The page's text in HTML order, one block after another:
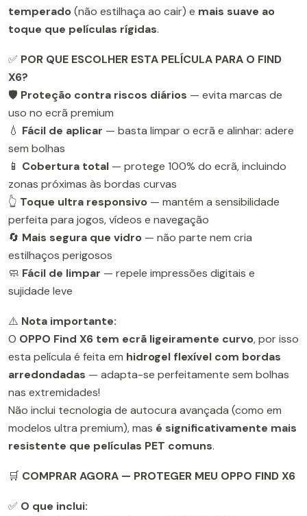
temperado(não estilhaça ao cair) e mais suave ao
toque que películas rígidas.
✅ POR QUE ESCOLHER ESTA PELÍCULA PARA O FIND
X6?
🛡️ Proteção contra riscos diários — evita marcas de
uso no ecrã premium
💧 Fácil de aplicar — basta limpar o ecrã e alinhar: adere
sem bolhas
📱 Cobertura total — protege 100% do ecrã, incluindo
zonas próximas às bordas curvas
👆 Toque ultra responsivo — mantém a sensibilidade
perfeita para jogos, vídeos e navegação
🔄 Mais segura que vidro — não parte nem cria
estilhaços perigosos
🧼 Fácil de limpar — repele impressões digitais e
sujidade leve
⚠️ Nota importante:
O OPPO Find X6 tem ecrã ligeiramente curvo, por isso
esta película é feita em hidrogel flexível com bordas
arredondadas — adapta-se perfeitamente sem bolhas
nas extremidades!
Não inclui tecnologia de autocura avançada (como em
modelos ultra premium), mas é significativamente mais
resistente que películas PET comuns.
🛒 COMPRAR AGORA — PROTEGER MEU OPPO FIND X6
✅ O que inclui: